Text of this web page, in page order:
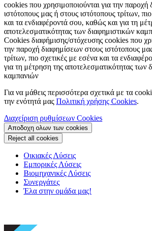
cookies που χρησιμοποιούνται για την παροχή
ιστότοπους μας ή στους ιστότοπους τρίτων,
και τα ενδιαφέροντά σου, καθώς και για τη
αποτελεσματικότητας των διαφημιστικών
Cookies διαφήμισης/στόχευσης cookies που
την παροχή διαφημίσεων στους ιστότοπους
τρίτων, πιο σχετικές με εσένα και τα
για τη μέτρηση της αποτελεσματικότητας των
καμπανιών
Για να μάθεις περισσότερα σχετικά με τα
την ενότητά μας Πολιτική χρήσης Cookies.
Διαχείριση ρυθμίσεων Cookies
Αποδοχη ολων των cookies
Reject all cookies
Οικιακές Λύσεις
Εμπορικές Λύσεις
Βιομηχανικές Λύσεις
Συνεργάτες
Έλα στην ομάδα μας!